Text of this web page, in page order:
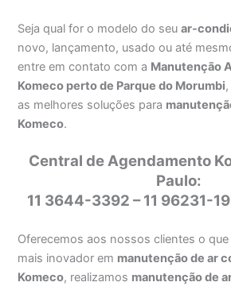
Seja qual for o modelo do seuar-
novo, lançamento, usado ou até
entre em contato com a Manutenção
Komeco perto de Parque do Morumbi
as melhores soluções para
Komeco.
Central de Agendamento
Paulo:
11 3644-3392 – 11 96231-
Oferecemos aos nossos clientes o
mais inovador em manutenção de ar
Komeco, realizamos manutenção de